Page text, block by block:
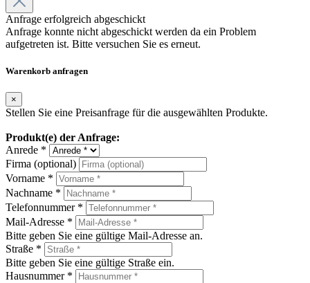
Anfrage erfolgreich abgeschickt
Anfrage konnte nicht abgeschickt werden da ein Problem
aufgetreten ist. Bitte versuchen Sie es erneut.
Warenkorb anfragen
×
Stellen Sie eine Preisanfrage für die ausgewählten Produkte.
Produkt(e) der Anfrage:
Anrede *
Firma (optional)
Vorname *
Nachname *
Telefonnummer *
Mail-Adresse *
Bitte geben Sie eine gültige Mail-Adresse an.
Straße *
Bitte geben Sie eine gültige Straße ein.
Hausnummer *